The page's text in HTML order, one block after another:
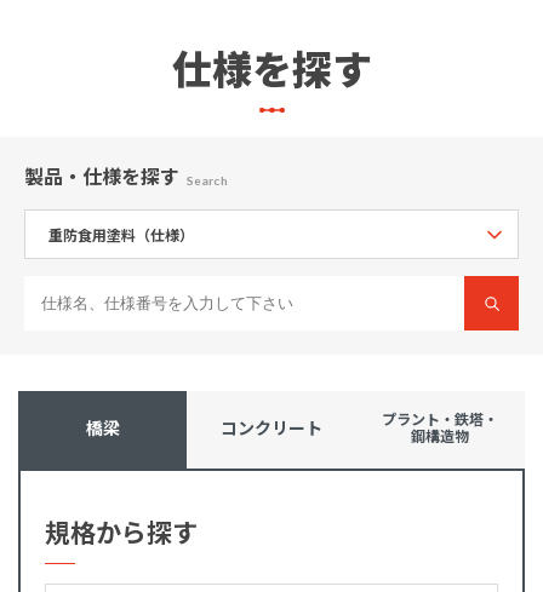
仕様を探す
製品・仕様を探す Search
橋梁 コンクリート
プラント・鉄塔・
鋼構造物
規格から探す